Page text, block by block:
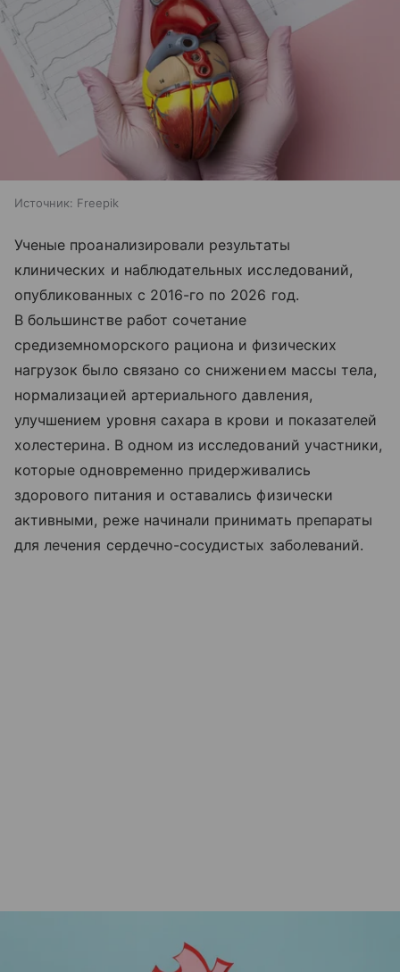
Источник: Freepik
Ученые проанализировали результаты
клинических и наблюдательных исследований,
опубликованных с 2016-го по 2026 год.
В большинстве работ сочетание
средиземноморского рациона и физических
нагрузок было связано со снижением массы тела,
нормализацией артериального давления,
улучшением уровня сахара в крови и показателей
холестерина. В одном из исследований участники,
которые одновременно придерживались
здорового питания и оставались физически
активными, реже начинали принимать препараты
для лечения сердечно-сосудистых заболеваний.